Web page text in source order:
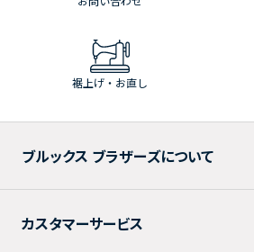
裾上げ・お直し
ブルックス ブラザーズについて
カスタマーサービス